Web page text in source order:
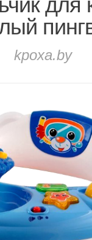
kpoxa.by